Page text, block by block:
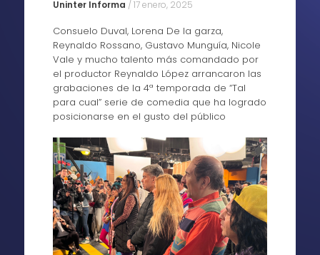
Uninter Informa /17 enero, 2025
Consuelo Duval, Lorena De la garza,
Reynaldo Rossano, Gustavo Munguía, Nicole
Vale y mucho talento más comandado por
el productor Reynaldo López arrancaron las
grabaciones de la 4ª temporada de “Tal
para cual” serie de comedia que ha logrado
posicionarse en el gusto del público